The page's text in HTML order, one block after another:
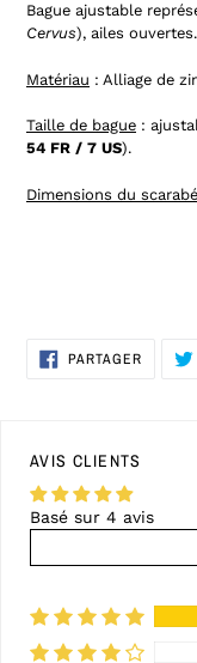
produit
à
panier
Bague ajustable
Cervus), ailes ouvertes.
Matériau : Alliage de
Taille de bague :
54 FR / 7 US).
Dimensions du
PARTAGER
SUR
AVIS CLIENTS
Basé sur 4 avis